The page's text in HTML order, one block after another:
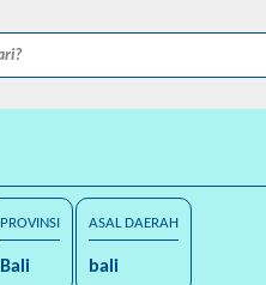
PROVINSI
Bali
ASAL DAERAH
bali